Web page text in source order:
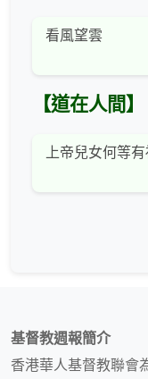
看風望雲
【道在人間】
上帝兒女何等有
基督教週報簡介
香港華人基督教聯會